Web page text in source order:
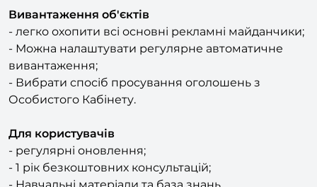
- легко охопити всі основні рекламні майданчики;
- Можна налаштувати регулярне автоматичне
вивантаження;
- Вибрати спосіб просування оголошень з
Особистого Кабінету.
- регулярні оновлення;
- 1 рік безкоштовних консультацій;
- Навчальні матеріали та база знань.